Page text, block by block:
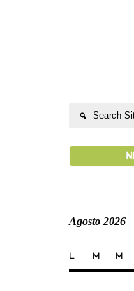
Agosto 2026
L M M